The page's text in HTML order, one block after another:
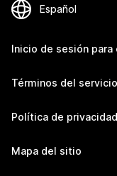
Inicio de sesión para
Términos del servicio
Política de privacidad
Mapa del sitio